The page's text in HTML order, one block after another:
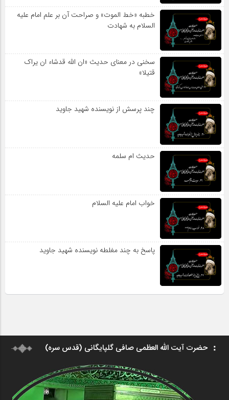
خطبه «خط الموت» و صراحت آن بر علم امام علیه
السلام به شهادت
سخنی در معنای حدیث «ان الله قدشاء ان یراک
قتیلا»
چند پرسش از نویسنده شهید جاوید
حدیث ام سلمه
خواب امام علیه السلام
پاسخ به چند مغلطه نویسنده شهید جاوید
حضرت آیت الله العظمی صافی گلپایگانی (قدس سره)